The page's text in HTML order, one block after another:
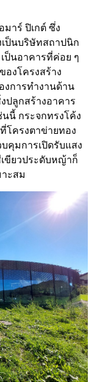
าร์ ปิเกต์ ซึ่ง
ป็นบริษัทสถาปนิก
ป็นอาคารที่ค่อย ๆ
องโครงสร้าง
งการทำงานด้าน
ปลูกสร้างอาคาร
นี้ กระจกทรงโค้ง
โครงตาข่ายทอง
คุมการเปิดรับแสง
ขียวประดับหญ้าก็
ะสม